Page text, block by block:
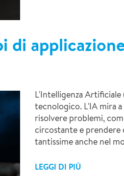
di
L'Intelligenza
tecnologico. L'IA mira
risolvere problemi,
circostante e prendere
tantissime anche nel
LEGGI DI PIÙ